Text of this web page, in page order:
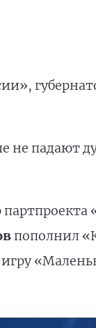
не падают
пополнил